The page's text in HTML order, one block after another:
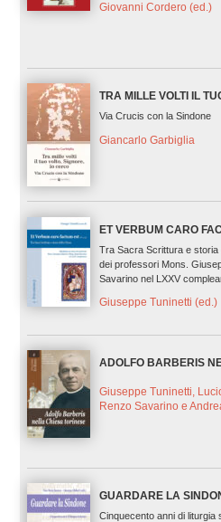
Giovanni Cordero (ed.)
TRA MILLE VOLTI IL
Via Crucis con la Sindone
Giancarlo Garbiglia
ET VERBUM CARO
Tra Sacra Scrittura e storia
dei professori Mons.
Savarino nel LXXV
Giuseppe Tuninetti (ed.)
ADOLFO BARBERIS
Giuseppe Tuninetti,
Renzo Savarino e
GUARDARE LA
Cinquecento anni di liturgia